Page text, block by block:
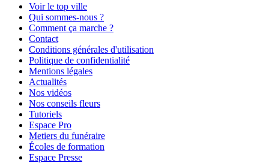
Voir le top ville
Qui sommes-nous ?
Comment ça marche ?
Contact
Conditions générales d'utilisation
Politique de confidentialité
Mentions légales
Actualités
Nos vidéos
Nos conseils fleurs
Tutoriels
Espace Pro
Metiers du funéraire
Écoles de formation
Espace Presse